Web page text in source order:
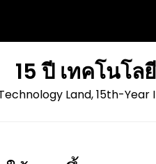
15 ปี เทคโนโล
Land, 15th-